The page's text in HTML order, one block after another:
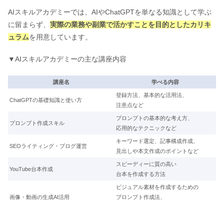
AIスキルアカデミーでは、AIやChatGPTを単なる知識として学ぶ
に留まらず、 実際の業務や副業で活かすことを目的としたカリキ
ュラムを用意しています。
▼AIスキルアカデミーの主な講座内容
講座名 学べる内容
ChatGPTの基礎知識と使い方
登録方法、基本的な活用法、
注意点など
プロンプト作成スキル
プロンプトの基本的な考え方、
応用的なテクニックなど
SEOライティング・ブログ運営
キーワード選定、記事構成作成、
見出しや本文作成のポイントなど
YouTube台本作成
スピーディーに質の高い
台本を作成する方法
画像・動画の生成AI活用
ビジュアル素材を作成するための
プロンプト作成法、